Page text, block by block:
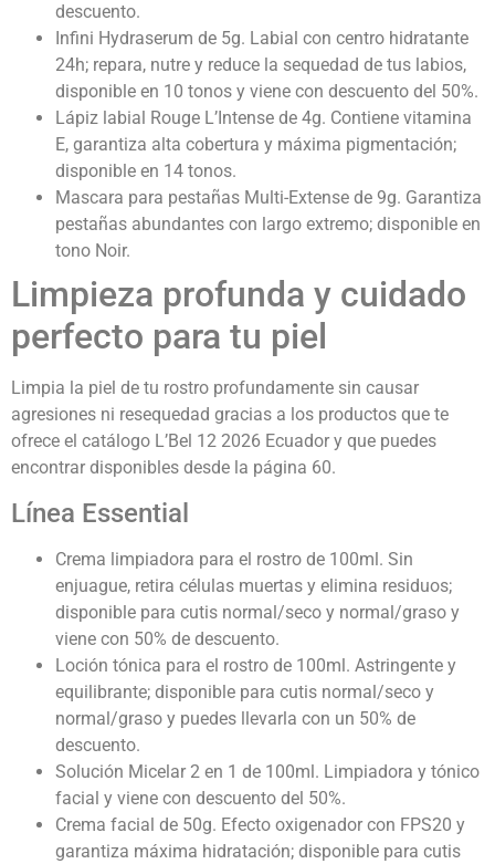
descuento.
Infini Hydraserum de 5g. Labial con centro hidratante
24h; repara, nutre y reduce la sequedad de tus labios,
disponible en 10 tonos y viene con descuento del 50%.
Lápiz labial Rouge L’Intense de 4g. Contiene vitamina
E, garantiza alta cobertura y máxima pigmentación;
disponible en 14 tonos.
Mascara para pestañas Multi-Extense de 9g. Garantiza
pestañas abundantes con largo extremo; disponible en
tono Noir.
Limpieza profunda y cuidado
perfecto para tu piel
Limpia la piel de tu rostro profundamente sin causar
agresiones ni resequedad gracias a los productos que te
ofrece el catálogo L’Bel 12 2026 Ecuador y que puedes
encontrar disponibles desde la página 60.
Línea Essential
Crema limpiadora para el rostro de 100ml. Sin
enjuague, retira células muertas y elimina residuos;
disponible para cutis normal/seco y normal/graso y
viene con 50% de descuento.
Loción tónica para el rostro de 100ml. Astringente y
equilibrante; disponible para cutis normal/seco y
normal/graso y puedes llevarla con un 50% de
descuento.
Solución Micelar 2 en 1 de 100ml. Limpiadora y tónico
facial y viene con descuento del 50%.
Crema facial de 50g. Efecto oxigenador con FPS20 y
garantiza máxima hidratación; disponible para cutis